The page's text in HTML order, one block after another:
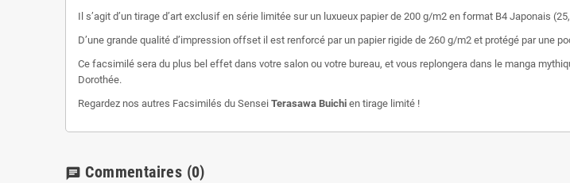
Il s’agit d’un tirage d’art exclusif en série limitée sur un luxueux papier de 200 g/m2 en format B4 Japonais
D’une grande qualité d’impression offset il est renforcé par un papier rigide de 260 g/m2 et protégé par une
Ce facsimilé sera du plus bel effet dans votre salon ou votre bureau, et vous replongera dans le manga
Dorothée.
Regardez nos autres Facsimilés du Sensei Terasawa Buichi en tirage limité !
chat Commentaires (0)